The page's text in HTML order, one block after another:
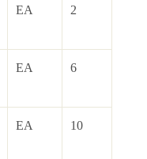
EA 2
EA 6
EA 10